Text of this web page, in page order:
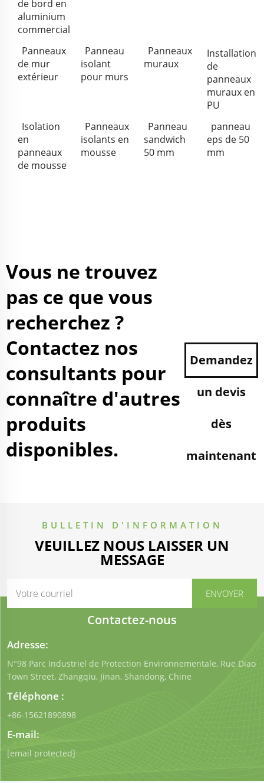
de bord en
aluminium
commercial
Panneaux
de mur
extérieur
Panneau
isolant
pour murs
Panneaux
muraux
Installation
de
panneaux
muraux en
PU
Isolation
en
panneaux
de mousse
Panneaux
isolants en
mousse
Panneau
sandwich
50 mm
panneau
eps de 50
mm
Vous ne trouvez
pas ce que vous
recherchez ?
Contactez nos
consultants pour
connaître d'autres
produits
disponibles.
Demandez
un devis
dès
maintenant
BULLETIN D'INFORMATION
VEUILLEZ NOUS LAISSER UN
MESSAGE
Contactez-nous
Adresse:
N°98 Parc Industriel de Protection Environnementale, Rue Diao
Town Street, Zhangqiu, Jinan, Shandong, Chine
Téléphone :
+86-15621890898
E-mail:
[email protected]